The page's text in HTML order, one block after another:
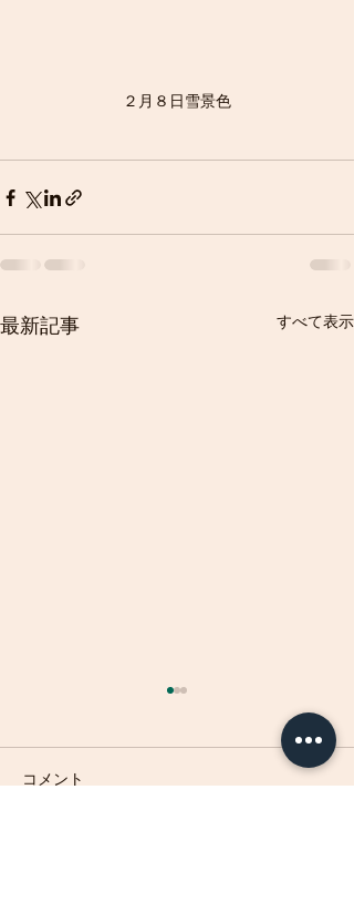
２月８日雪景色
最新記事 すべて表示
コメント